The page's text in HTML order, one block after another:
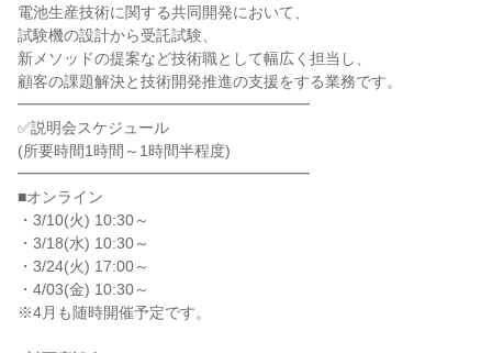
電池生産技術に関する共同開発において、
試験機の設計から受託試験、
新メソッドの提案など技術職として幅広く担当し、
顧客の課題解決と技術開発推進の支援をする業務です。
━━━━━━━━━━━━━━━━━━━
✅説明会スケジュール
(所要時間1時間～1時間半程度)
━━━━━━━━━━━━━━━━━━━
■オンライン
・3/10(火) 10:30～
・3/18(水) 10:30～
・3/24(火) 17:00～
・4/03(金) 10:30～
※4月も随時開催予定です。